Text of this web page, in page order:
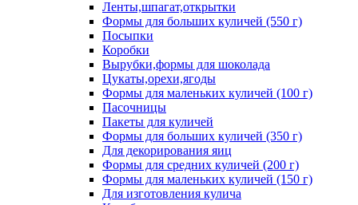
Ленты,шпагат,открытки
Формы для больших куличей (550 г)
Посыпки
Коробки
Вырубки,формы для шоколада
Цукаты,орехи,ягоды
Формы для маленьких куличей (100 г)
Пасочницы
Пакеты для куличей
Формы для больших куличей (350 г)
Для декорирования яиц
Формы для средних куличей (200 г)
Формы для маленьких куличей (150 г)
Для изготовления кулича